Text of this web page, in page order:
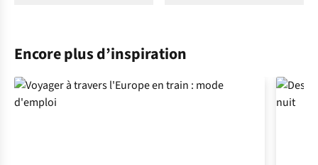
Encore plus d’inspiration